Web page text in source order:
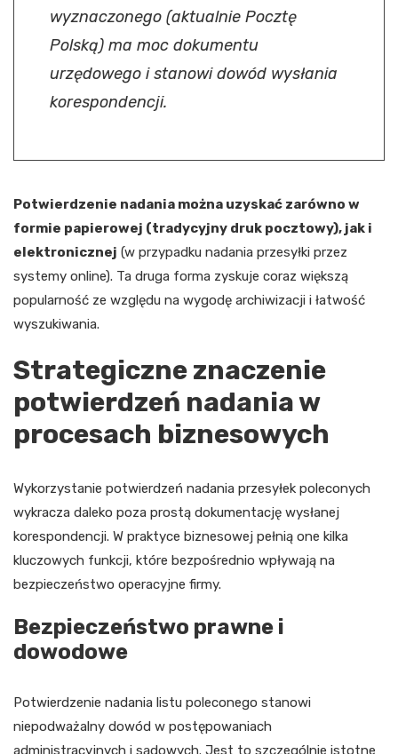
wyznaczonego (aktualnie Pocztę
Polską) ma moc dokumentu
urzędowego i stanowi dowód wysłania
korespondencji.
Potwierdzenie nadania można uzyskać zarówno w
formie papierowej (tradycyjny druk pocztowy), jak i
elektronicznej (w przypadku nadania przesyłki przez
systemy online). Ta druga forma zyskuje coraz większą
popularność ze względu na wygodę archiwizacji i łatwość
wyszukiwania.
Strategiczne znaczenie
potwierdzeń nadania w
procesach biznesowych
Wykorzystanie potwierdzeń nadania przesyłek poleconych
wykracza daleko poza prostą dokumentację wysłanej
korespondencji. W praktyce biznesowej pełnią one kilka
kluczowych funkcji, które bezpośrednio wpływają na
bezpieczeństwo operacyjne firmy.
Bezpieczeństwo prawne i
dowodowe
Potwierdzenie nadania listu poleconego stanowi
niepodważalny dowód w postępowaniach